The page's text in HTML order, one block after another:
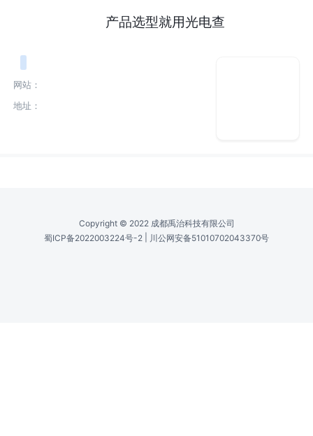
产品选型就用光电查
网站：
地址：
Copyright © 2022 成都禹治科技有限公司
蜀ICP备2022003224号-2
川公网安备51010702043370号